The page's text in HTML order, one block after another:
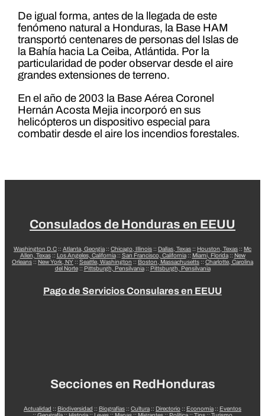
De igual forma, antes de la llegada de este
fenómeno natural a Honduras, la Base HAM
transportó centenares de personas del Islas de
la Bahía hacia La Ceiba, Atlántida. Por la
particularidad de poder observar desde el aire
grandes extensiones de terreno.
En el año de 2003 la Base Aérea Coronel
Hernán Acosta Mejia incorporó en sus
helicópteros un dispositivo especial para
combatir desde el aire los incendios forestales.
Consulados de Honduras en EEUU
Washington D.C :: Atlanta, Georgia :: Chicago, Illinois :: Dallas, Texas :: Houston, Texas :: Mc
Allen, Texas:: Los Angeles, California:: San Francisco, California:: Miami, Florida:: New
Orleans :: New York, NY :: Seattle, Washington :: Boston, Massachusetts :: Charlotte, Carolina
del Norte:: Pittsburgh, Pensilvania:: Pittsburgh, Pensilvania
Pago de Servicios Consulares en EEUU
Secciones en RedHonduras
Actualidad :: Biodiversidad :: Biografías :: Cultura:: Directorio :: Economía:: Eventos